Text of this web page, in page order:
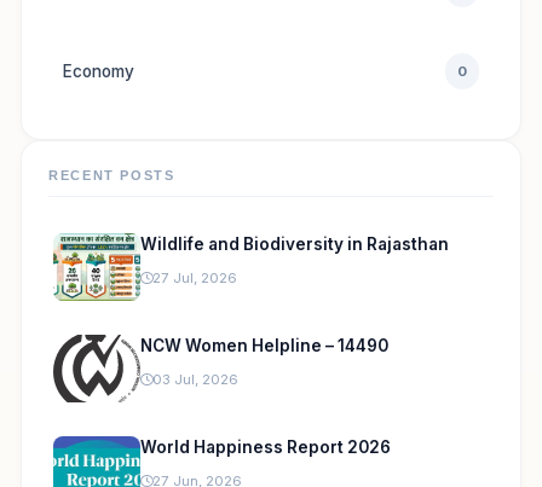
Economy 0
RECENT POSTS
Wildlife and Biodiversity in Rajasthan
27 Jul, 2026
NCW Women Helpline – 14490
03 Jul, 2026
World Happiness Report 2026
27 Jun, 2026